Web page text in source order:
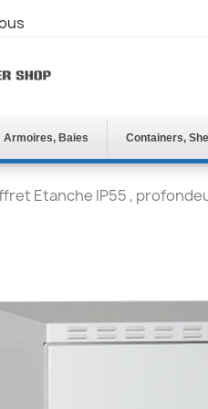
Armoires, Baies Containers,
Etanche IP55 ,